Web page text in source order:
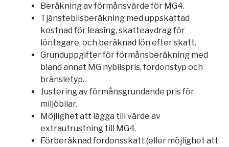
Beräkning av förmånsvärde för MG4.
Tjänstebilsberäkning med uppskattad
kostnad för leasing, skatteavdrag för
löntagare, och beräknad lön efter skatt.
Grunduppgifter för förmånsberäkning med
bland annat MG nybilspris, fordonstyp och
bränsletyp.
Justering av förmånsgrundande pris för
miljöbilar.
Möjlighet att lägga till värde av
extrautrustning till MG4.
Förberäknad fordonsskatt (eller möjlighet att